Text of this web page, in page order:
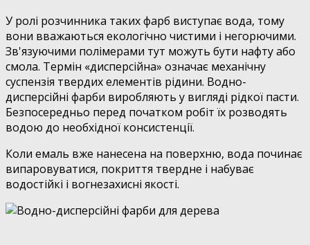
У ролі розчинника таких фарб виступає вода, тому
вони вважаються екологічно чистими і негорючими.
Зв'язуючими полімерами тут можуть бути нафту або
смола. Термін «дисперсійна» означає механічну
суспензія твердих елементів рідини. Водно-
дисперсійні фарби виробляють у вигляді рідкої пасти.
Безпосередньо перед початком робіт їх розводять
водою до необхідної консистенції.
Коли емаль вже нанесена на поверхню, вода починає
випаровуватися, покриття твердне і набуває
водостійкі і вогнезахисні якості.